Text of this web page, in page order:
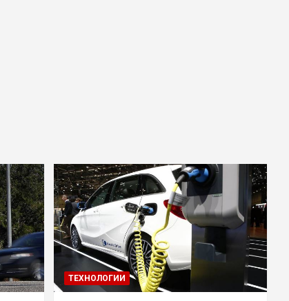
ТЕХНОЛОГИИ